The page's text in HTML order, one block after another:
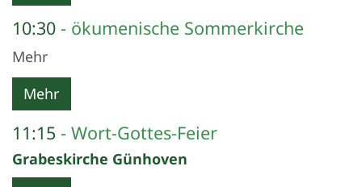
10:30 ökumenische Sommerkirche
Mehr
Mehr
11:15 Wort-Gottes-Feier
Grabeskirche Günhoven